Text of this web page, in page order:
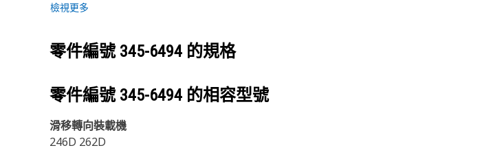
檢視更多
零件編號 345-6494 的規格
零件編號 345-6494 的相容型號
滑移轉向裝載機
246D 262D